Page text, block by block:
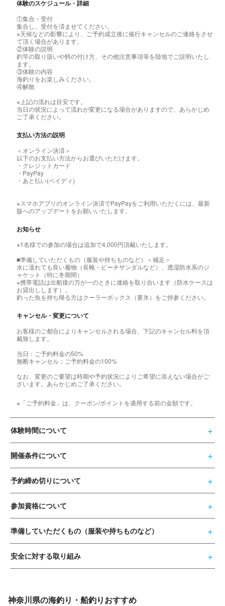
体験のスケジュール・詳細
①集合・受付
集合し、受付を済ませてください。
※天候などの影響により、ご予約成立後に催行キャンセルのご連絡をさせ
て頂く場合があります。
②体験の説明
釣竿の取り扱いや餌の付け方、その他注意事項等を陸地でご説明いたし
ます。
③体験の内容
海釣りをお楽しみください。
④解散
※上記の流れは目安です。
当日の状況によって流れが変更になる場合がありますので、あらかじめ
ご了承ください。
支払い方法の説明
＜オンライン決済＞
以下のお支払い方法からお選びいただけます。
・クレジットカード
・PayPay
・あと払い(ペイディ)
※スマホアプリのオンライン決済でPayPayをご利用いただくには、最新
版へのアップデートをお願いいたします。
お知らせ
※1名様での参加の場合は追加で4,000円頂戴いたします。
■準備していただくもの（服装や持ちものなど）＜補足＞
水に濡れても良い履物（長靴・ビーチサンダルなど）、透湿防水系のジ
ャケット（特に冬期間）
※携帯電話は出船後の万が一のときに連絡を取り合います（防水ケースは
お貸出しします）。
釣った魚を持ち帰る方はクーラーボックス（要氷）をご持参ください。
キャンセル・変更について
お客様のご都合によりキャンセルされる場合、下記のキャンセル料を頂
戴致します。
当日：ご予約料金の50%
無断キャンセル：ご予約料金の100%
なお、変更のご要望は時期や予約状況によりご希望に添えない場合がご
ざいます。あらかじめご了承ください。
※「ご予約料金」は、クーポン/ポイントを適用する前の金額です。
体験時間について
開催条件について
予約締め切りについて
参加資格について
準備していただくもの（服装や持ちものなど）
安全に対する取り組み
神奈川県の海釣り・船釣りおすすめ